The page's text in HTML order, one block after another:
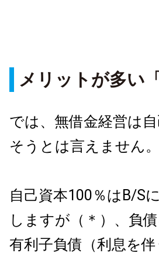
メリットが多い
では、無借金経営は
そうとは言えません。
自己資本100％はB/S
しますが（＊）、負
有利子負債（利息を